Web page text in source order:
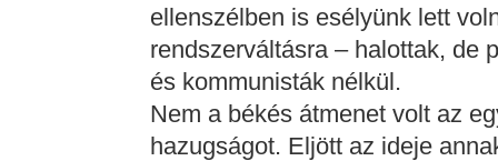
ellenszélben is esélyünk lett
rendszerváltásra – halottak, de
és kommunisták nélkül.
Nem a békés átmenet volt az
hazugságot. Eljött az ideje